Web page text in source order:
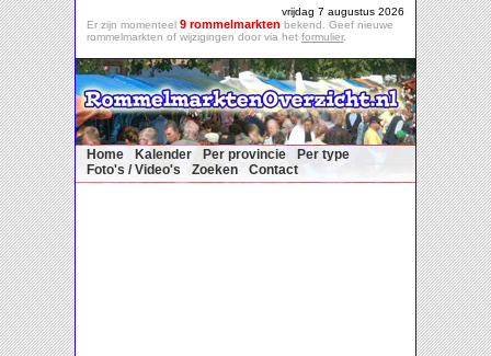
vrijdag 7 augustus 2026
Er zijn momenteel 9 rommelmarkten bekend. Geef nieuwe
rommelmarkten of wijzigingen door via het formulier.
Home Kalender Per provincie
Per type
Foto's / Video's
Zoeken Contact